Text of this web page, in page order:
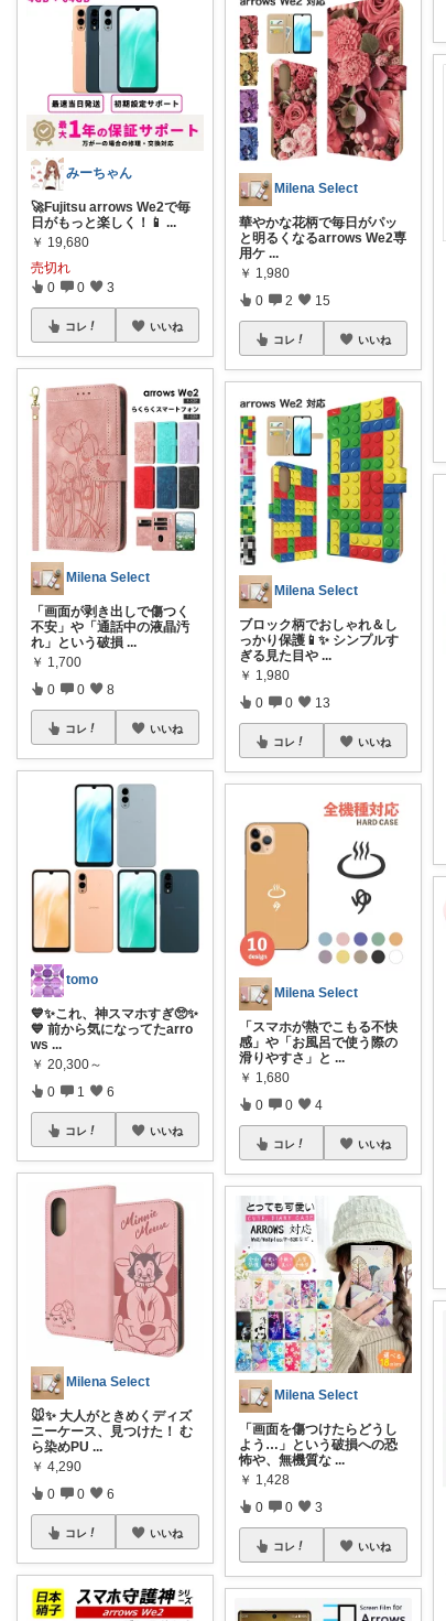
みーちゃん
🚀Fujitsu arrows We2で毎
日がもっと楽しく！📱 ...
￥ 19,680
売切れ
0 0 3
コレ いいね
Milena Select
「画面が剥き出しで傷つく
不安」や「通話中の液晶汚
れ」という破損 ...
￥ 1,700
0 0 8
コレ いいね
tomo
💙✨これ、神スマホすぎ🥺✨
💙 前から気になってたarro
ws ...
￥ 20,300～
0 1 6
コレ いいね
Milena Select
🐭✨ 大人がときめくディズ
ニーケース、見つけた！ む
ら染めPU ...
￥ 4,290
0 0 6
コレ いいね
Milena Select
華やかな花柄で毎日がパッ
と明るくなるarrows We2専
用ケ ...
￥ 1,980
0 2 15
コレ いいね
Milena Select
ブロック柄でおしゃれ＆し
っかり保護📱✨ シンプルす
ぎる見た目や ...
￥ 1,980
0 0 13
コレ いいね
Milena Select
「スマホが熱でこもる不快
感」や「お風呂で使う際の
滑りやすさ」と ...
￥ 1,680
0 0 4
コレ いいね
Milena Select
「画面を傷つけたらどうし
よう…」という破損への恐
怖や、無機質な ...
￥ 1,428
0 0 3
コレ いいね